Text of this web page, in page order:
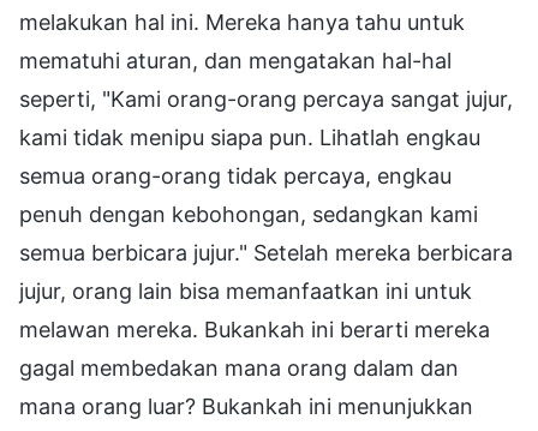
melakukan hal ini. Mereka hanya tahu untuk
mematuhi aturan, dan mengatakan hal-hal
seperti, "Kami orang-orang percaya sangat jujur,
kami tidak menipu siapa pun. Lihatlah engkau
semua orang-orang tidak percaya, engkau
penuh dengan kebohongan, sedangkan kami
semua berbicara jujur." Setelah mereka berbicara
jujur, orang lain bisa memanfaatkan ini untuk
melawan mereka. Bukankah ini berarti mereka
gagal membedakan mana orang dalam dan
mana orang luar? Bukankah ini menunjukkan